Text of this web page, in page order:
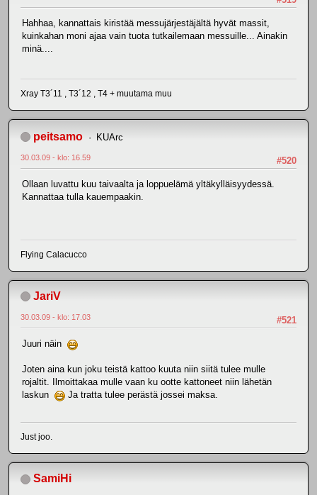
Hahhaa, kannattais kiristää messujärjestäjältä hyvät massit,
kuinkahan moni ajaa vain tuota tutkailemaan messuille... Ainakin
minä....
Xray T3´11 , T3´12 , T4 + muutama muu
peitsamo KUArc
#520
30.03.09 - klo: 16.59
Ollaan luvattu kuu taivaalta ja loppuelämä yltäkylläisyydessä.
Kannattaa tulla kauempaakin.
Flying Calacucco
JariV
#521
30.03.09 - klo: 17.03
Juuri näin
Joten aina kun joku teistä kattoo kuuta niin siitä tulee mulle
rojaltit. Ilmoittakaa mulle vaan ku ootte kattoneet niin lähetän
laskun
Ja tratta tulee perästä jossei maksa.
Just joo.
SamiHi